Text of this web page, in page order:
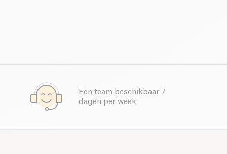
Een team beschikbaar 7
dagen per week